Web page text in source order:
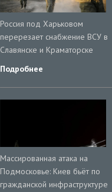
Россия под Харьковом
перерезает снабжение ВСУ в
Славянске и Краматорске
Подробнее
Массированная атака на
Подмосковье: Киев бьёт по
гражданской инфраструктуре